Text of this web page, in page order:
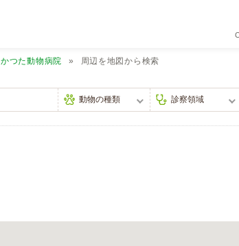
かつた動物病院 周辺を地図から検索